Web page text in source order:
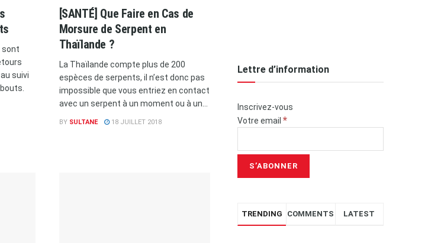
sont
suivi
[SANTÉ] Que Faire en Cas de
Morsure de Serpent en
Thaïlande ?
La Thaïlande compte plus de 200
espèces de serpents, il n’est donc pas
impossible que vous entriez en contact
avec un serpent à un moment ou à un...
BY SULTANE 18 JUILLET 2018
Lettre d’information
Inscrivez-vous
Votre email *
TRENDING COMMENTS LATEST